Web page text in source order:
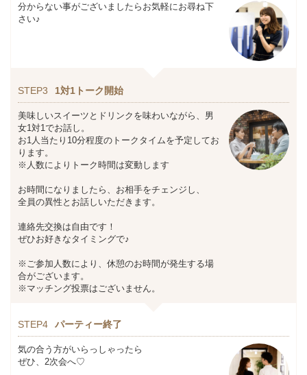
分からない事がございましたらお気軽にお尋ね下
さい♪
STEP3 1対1トーク開始
美味しいスイーツとドリンクを味わいながら、男
女1対1でお話し。
お1人当たり10分程度のトークタイムを予定してお
ります。
※人数によりトーク時間は変動します
お時間になりましたら、お相手をチェンジし、
全員の異性とお話しいただきます。
連絡先交換は自由です！
ぜひお好きなタイミングで♪
※ご参加人数により、休憩のお時間が発生する場
合がございます。
※マッチング投票はございません。
STEP4 パーティー終了
気の合う方がいらっしゃったら
ぜひ、2次会へ♡